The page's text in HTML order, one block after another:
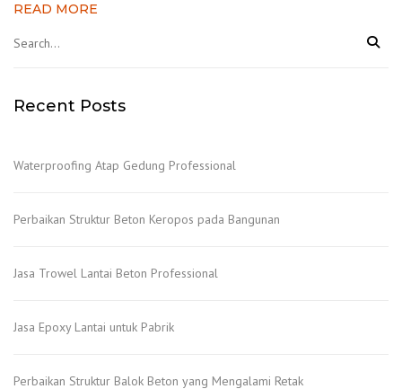
READ MORE
Recent Posts
Waterproofing Atap Gedung Professional
Perbaikan Struktur Beton Keropos pada Bangunan
Jasa Trowel Lantai Beton Professional
Jasa Epoxy Lantai untuk Pabrik
Perbaikan Struktur Balok Beton yang Mengalami Retak